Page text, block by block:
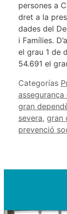
persones a
dret a la
dades del
i Famílies.
el grau 1 de
54.691 el
Categorías
gran
severa, gran
prevenció